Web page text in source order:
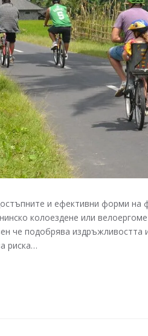
и ефективни форми на
колоездене или
че подобрява
риска…